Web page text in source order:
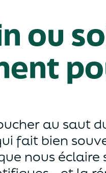
ou
au saut
fait bien
nous éclaire